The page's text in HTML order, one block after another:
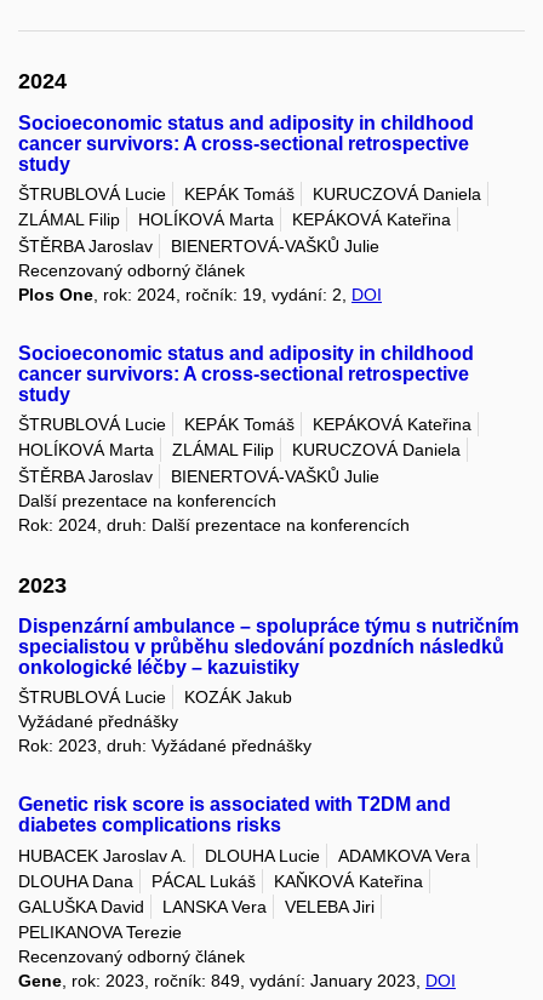
2024
Socioeconomic status and adiposity in childhood
cancer survivors: A cross-sectional retrospective
study
ŠTRUBLOVÁ Lucie KEPÁK Tomáš
KURUCZOVÁ Daniela
ZLÁMAL Filip
HOLÍKOVÁ Marta
KEPÁKOVÁ Kateřina
ŠTĚRBA Jaroslav
BIENERTOVÁ-VAŠKŮ Julie
Recenzovaný odborný článek
Plos One , rok: 2024, ročník: 19, vydání: 2, DOI
Socioeconomic status and adiposity in childhood
cancer survivors: A cross-sectional retrospective
study
ŠTRUBLOVÁ Lucie KEPÁK Tomáš
KEPÁKOVÁ Kateřina
HOLÍKOVÁ Marta
ZLÁMAL Filip
KURUCZOVÁ Daniela
ŠTĚRBA Jaroslav
BIENERTOVÁ-VAŠKŮ Julie
Další prezentace na konferencích
Rok: 2024, druh: Další prezentace na konferencích
2023
Dispenzární ambulance – spolupráce týmu s nutričním
specialistou v průběhu sledování pozdních následků
onkologické léčby – kazuistiky
ŠTRUBLOVÁ Lucie
KOZÁK Jakub
Vyžádané přednášky
Rok: 2023, druh: Vyžádané přednášky
Genetic risk score is associated with T2DM and
diabetes complications risks
HUBACEK Jaroslav A. DLOUHA Lucie
ADAMKOVA Vera
DLOUHA Dana
PÁCAL Lukáš
KAŇKOVÁ Kateřina
GALUŠKA David
LANSKA Vera
VELEBA Jiri
PELIKANOVA Terezie
Recenzovaný odborný článek
Gene, rok: 2023, ročník: 849, vydání: January 2023, DOI